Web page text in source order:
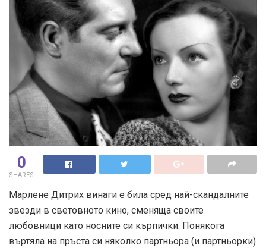
0
SHARES
Марлене Дитрих винаги е била сред най-скандалните
звезди в световното кино, сменяща своите
любовници като носните си кърпички. Понякога
въртяла на пръста си няколко партньора (и партньорки)